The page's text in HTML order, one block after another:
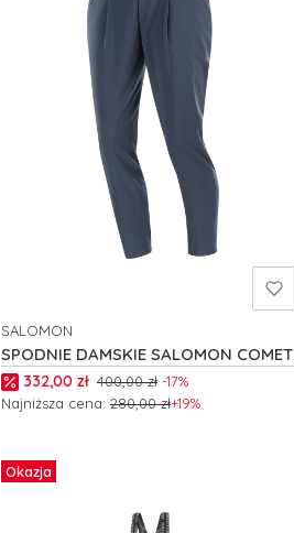
SPODNIE DAMSKIE SALOMON COMET
W C24411
PRODUCENT
SALOMON
Cena promocyjna
332,00 zł 400,00 zł -17%
Najniższa cena: 280,00 zł+19%
Okazja